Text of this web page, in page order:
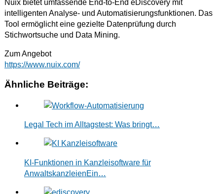
Nuix bietet umfassende End-to-End eDiscovery mit
intelligenten Analyse- und Automatisierungsfunktionen. Das
Tool ermöglicht eine gezielte Datenprüfung durch
Stichwortsuche und Data Mining.
Zum Angebot
https://www.nuix.com/
Ähnliche Beiträge:
Legal Tech im Alltagstest: Was bringt…
KI-Funktionen in Kanzleisoftware für
AnwaltskanzleienEin…